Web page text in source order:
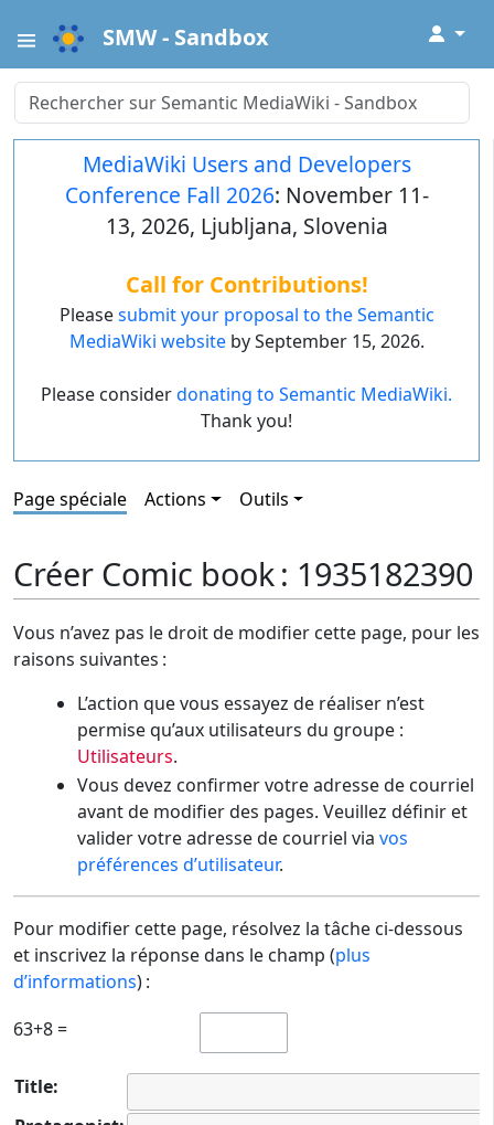
SMW - Sandbox ↓
MediaWiki Users and Developers
Conference Fall 2026: November 11-
13, 2026, Ljubljana, Slovenia
Call for Contributions!
Pleasesubmit your proposal to the Semantic
MediaWiki websiteby September 15, 2026.
Please considerdonating to Semantic MediaWiki.
Thank you!
Page spéciale Actions Outils
Créer Comic book : 1935182390
Vous n’avez pas le droit de modifier cette page, pour les
raisons suivantes :
L’action que vous essayez de réaliser n’est
permise qu’aux utilisateurs du groupe :
Utilisateurs.
Vous devez confirmer votre adresse de courriel
avant de modifier des pages. Veuillez définir et
valider votre adresse de courriel via vos
préférences d’utilisateur.
Pour modifier cette page, résolvez la tâche ci-dessous
et inscrivez la réponse dans le champ (plus
d’informations) :
63+8 =
Title: